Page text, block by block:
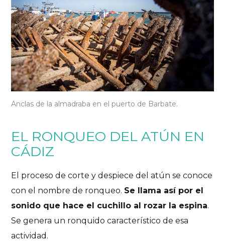
Anclas de la almadraba en el puerto de Barbate.
EL RONQUEO DEL ATÚN EN
CÁDIZ
El proceso de corte y despiece del atún se conoce
con el nombre de ronqueo. Se llama así por el
sonido que hace el cuchillo al rozar la espina.
Se genera un ronquido característico de esa
actividad.